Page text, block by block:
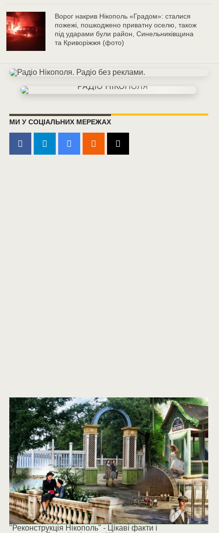
Ворог накрив Нікополь «Градом»: сталися
пожежі, пошкоджено приватну оселю, також
під ударами були район, Синельниківщина
та Криворіжжя (фото)
МИ У СОЦІАЛЬНИХ МЕРЕЖАХ
"Реконструкція Нікополь" - Цікаві факти і